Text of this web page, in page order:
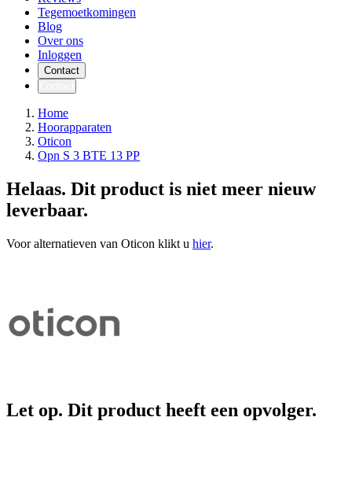
Tegemoetkomingen
Blog
Over ons
Inloggen
Contact
Home
Hoorapparaten
Oticon
Opn S 3 BTE 13 PP
Helaas. Dit product is niet meer nieuw
leverbaar.
Voor alternatieven van Oticon klikt u hier.
Let op. Dit product heeft een opvolger.